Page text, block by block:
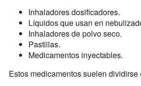
Inhaladores dosificadores.
Líquidos que usan en
Inhaladores de polvo seco.
Pastillas.
Medicamentos inyectables.
Estos medicamentos suelen dividirse